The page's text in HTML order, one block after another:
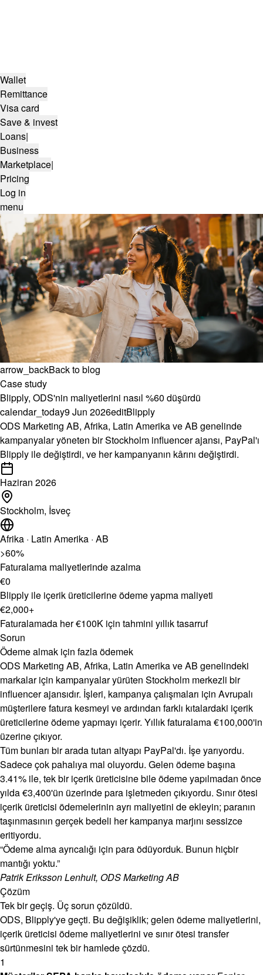
Wallet
Remittance
Visa card
Save & invest
Loans|
Business
Marketplace|
Pricing
Log in
menu
arrow_backBack to blog
Case study
Blipply, ODS'nin maliyetlerini nasıl %60 düşürdü
calendar_today9 Jun 2026editBlipply
ODS Marketing AB, Afrika, Latin Amerika ve AB genelinde
kampanyalar yöneten bir Stockholm influencer ajansı, PayPal'ı
Blipply ile değiştirdi, ve her kampanyanın kârını değiştirdi.
Haziran 2026
Stockholm, İsveç
Afrika · Latin Amerika · AB
>60%
Faturalama maliyetlerinde azalma
€0
Blipply ile içerik üreticilerine ödeme yapma maliyeti
€2,000+
Faturalamada her €100K için tahmini yıllık tasarruf
Sorun
Ödeme almak için fazla ödemek
ODS Marketing AB, Afrika, Latin Amerika ve AB genelindeki
markalar için kampanyalar yürüten Stockholm merkezli bir
influencer ajansıdır. İşleri, kampanya çalışmaları için Avrupalı
müşterilere fatura kesmeyi ve ardından farklı kıtalardaki içerik
üreticilerine ödeme yapmayı içerir. Yıllık faturalama €100,000'in
üzerine çıkıyor.
Tüm bunları bir arada tutan altyapı PayPal'dı. İşe yarıyordu.
Sadece çok pahalıya mal oluyordu. Gelen ödeme başına
3.41% ile, tek bir içerik üreticisine bile ödeme yapılmadan önce
yılda €3,400'ün üzerinde para işletmeden çıkıyordu. Sınır ötesi
içerik üreticisi ödemelerinin ayrı maliyetini de ekleyin; paranın
taşınmasının gerçek bedeli her kampanya marjını sessizce
eritiyordu.
“Ödeme alma ayrıcalığı için para ödüyorduk. Bunun hiçbir
mantığı yoktu.”
Patrik Eriksson Lenhult, ODS Marketing AB
Çözüm
Tek bir geçiş. Üç sorun çözüldü.
ODS, Blipply'ye geçti. Bu değişiklik; gelen ödeme maliyetlerini,
içerik üreticisi ödeme maliyetlerini ve sınır ötesi transfer
sürtünmesini tek bir hamlede çözdü.
1